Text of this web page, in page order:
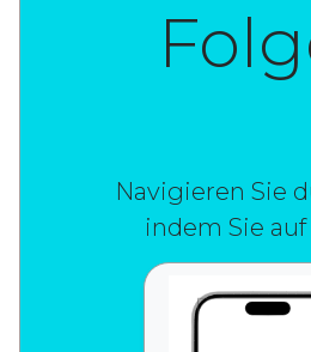
Navigieren Sie
indem Sie